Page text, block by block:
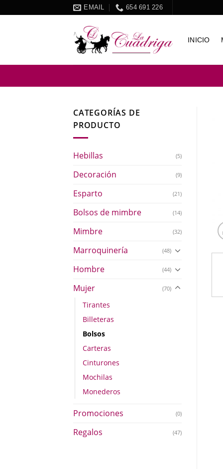
to
EMAIL 654 691 226
INICIO
CATEGORÍAS DE
PRODUCTO
Hebillas (5)
Decoración (9)
Esparto (21)
Bolsos de mimbre (14)
Mimbre (32)
Marroquinería (48)
Hombre (44)
Mujer (70)
Tirantes
Billeteras
Bolsos
Carteras
Cinturones
Mochilas
Monederos
Promociones (0)
Regalos (47)